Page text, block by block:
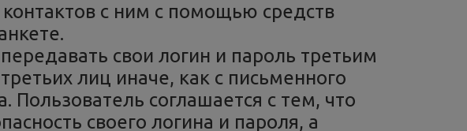
с ним с помощью средств
свои логин и пароль третьим
лиц иначе, как с письменного
Пользователь соглашается с тем, что
своего логина и пароля, а